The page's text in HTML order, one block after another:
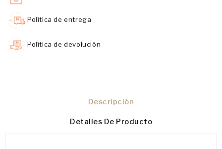
Política de entrega
Política de devolución
Descripción
Detalles De Producto